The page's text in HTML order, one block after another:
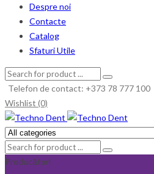
Despre noi
Contacte
Catalog
Sfaturi Utile
Telefon de contact: +373 78 777 100
Wishlist (0)
Producători